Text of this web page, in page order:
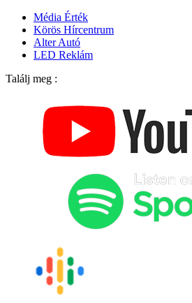
Média Érték
Körös Hírcentrum
Alter Autó
LED Reklám
Találj meg :